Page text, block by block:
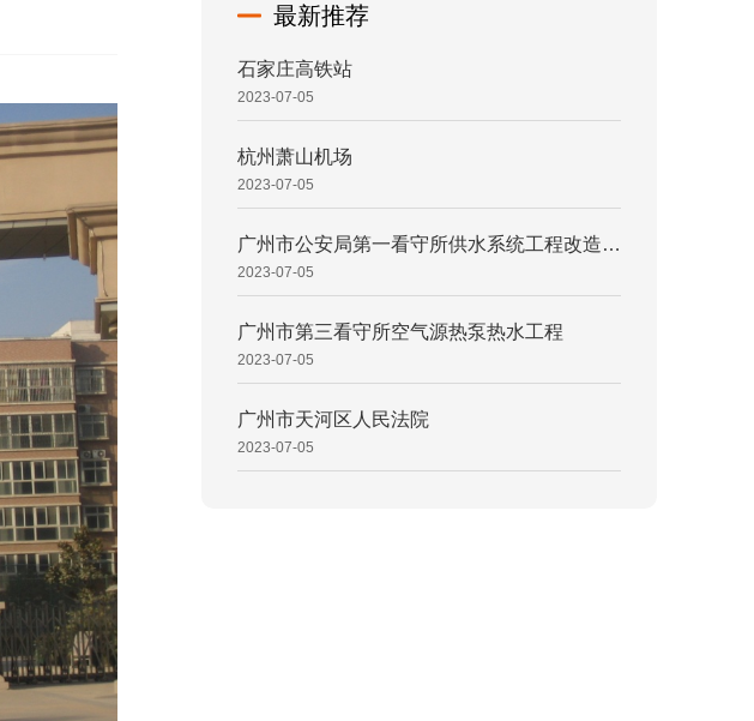
最新推荐
石家庄高铁站
2023-07-05
杭州萧山机场
2023-07-05
广州市公安局第一看守所供水系统工程改造项目
2023-07-05
广州市第三看守所空气源热泵热水工程
2023-07-05
广州市天河区人民法院
2023-07-05